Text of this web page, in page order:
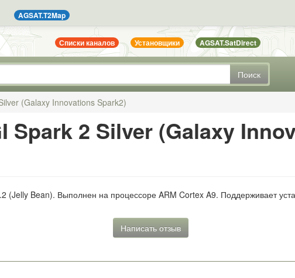
AGSAT.T2Map
Списки каналов Установщики AGSAT.SatDirect
Поиск
(Galaxy Innovations Spark2)
Spark 2 Silver (Galaxy
Bean). Выполнен на процессоре ARM Cortex A9. Поддерживает
Написать отзыв